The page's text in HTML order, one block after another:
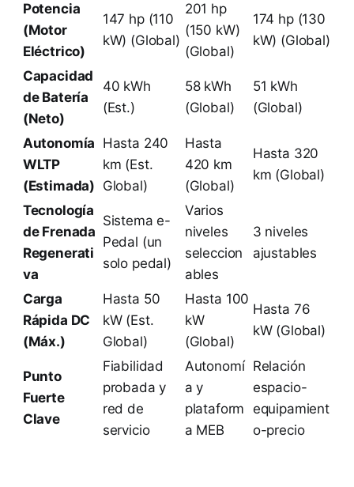
Potencia
(Motor
Eléctrico)
147 hp (110
kW) (Global)
201 hp
(150 kW)
(Global)
174 hp (130
kW) (Global)
Capacidad
de Batería
(Neto)
40 kWh
(Est.)
58 kWh
(Global)
51 kWh
(Global)
Autonomía
WLTP
(Estimada)
Hasta 240
km (Est.
Global)
Hasta
420 km
(Global)
Hasta 320
km (Global)
Tecnología
de Frenada
Regenerati
va
Sistema e-
Pedal (un
solo pedal)
Varios
niveles
seleccion
ables
3 niveles
ajustables
Carga
Rápida DC
(Máx.)
Hasta 50
kW (Est.
Global)
Hasta 100
kW
(Global)
Hasta 76
kW (Global)
Punto
Fuerte
Clave
Fiabilidad
probada y
red de
servicio
Autonomí
a y
plataform
a MEB
Relación
espacio-
equipamient
o-precio